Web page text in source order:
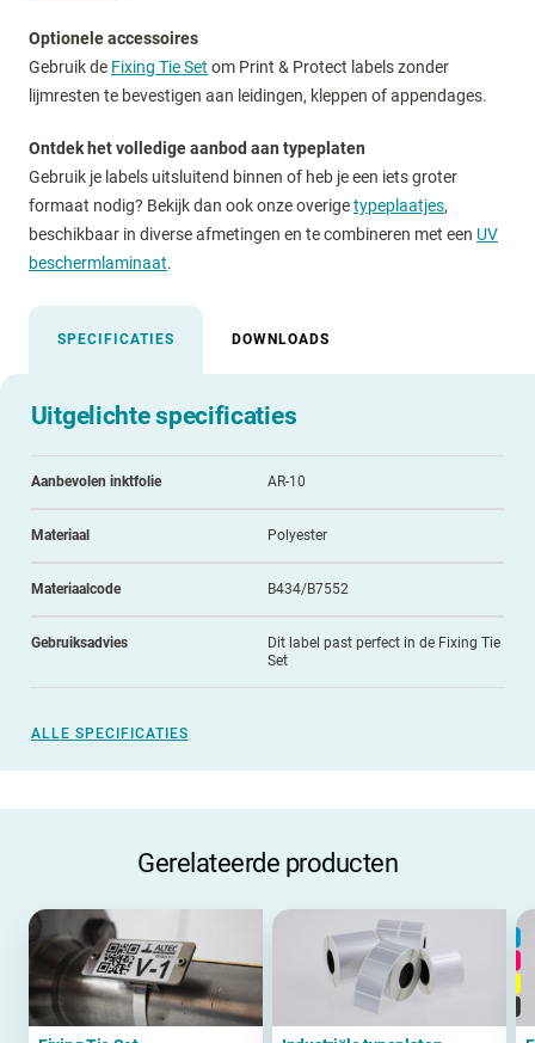
Optionele accessoires
Gebruik de Fixing Tie Set om Print & Protect labels zonder
lijmresten te bevestigen aan leidingen, kleppen of appendages.
Ontdek het volledige aanbod aan typeplaten
Gebruik je labels uitsluitend binnen of heb je een iets groter
formaat nodig? Bekijk dan ook onze overigetypeplaatjes,
beschikbaar in diverse afmetingen en te combineren met een UV
beschermlaminaat.
SPECIFICATIES DOWNLOADS
Uitgelichte specificaties
Aanbevolen inktfolie AR-10
Materiaal Polyester
Materiaalcode B434/B7552
Gebruiksadvies
Dit label past perfect in de Fixing Tie
Set
ALLE SPECIFICATIES
Gerelateerde producten